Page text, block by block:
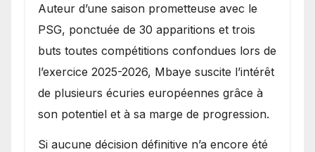
Auteur d’une saison prometteuse avec le
PSG, ponctuée de 30 apparitions et trois
buts toutes compétitions confondues lors de
l’exercice 2025-2026, Mbaye suscite l’intérêt
de plusieurs écuries européennes grâce à
son potentiel et à sa marge de progression.
Si aucune décision définitive n’a encore été